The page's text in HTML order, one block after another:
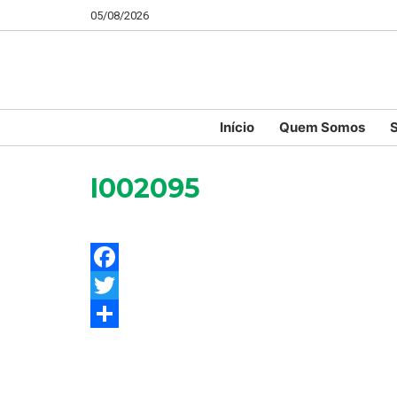
05/08/2026
Início Quem Somos
I002095
Facebook
Twitter